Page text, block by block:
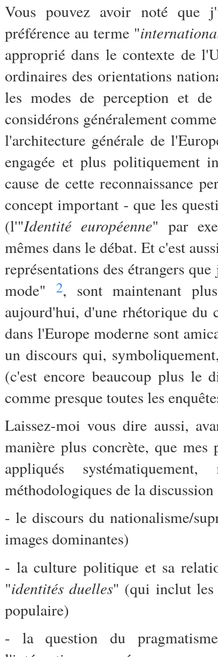
Vous pouvez avoir noté que
préférence au terme "
approprié dans le contexte de
ordinaires des orientations
les modes de perception et
considérons généralement
l'architecture générale de
engagée et plus politiquement
cause de cette reconnaissance
concept important - que les
(l'"Identité européenne" par
mêmes dans le débat. Et c'est
représentations des étrangers
mode" 2, sont maintenant
aujourd'hui, d'une rhétorique du
dans l'Europe moderne sont
un discours qui,
(c'est encore beaucoup plus le
comme presque toutes les
Laissez-moi vous dire aussi,
manière plus concrète, que
appliqués
méthodologiques de la
- le discours du nationalisme/
images dominantes)
- la culture politique et sa
"identités duelles" (qui inclut les
populaire)
- la question du